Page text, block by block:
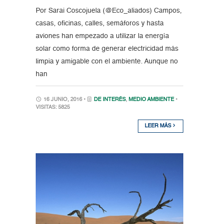
Por Sarai Coscojuela (@Eco_aliados) Campos,
casas, oficinas, calles, semáforos y hasta
aviones han empezado a utilizar la energía
solar como forma de generar electricidad más
limpia y amigable con el ambiente. Aunque no
han
16 JUNIO, 2016 • DE INTERÉS, MEDIO AMBIENTE •
VISITAS: 5825
LEER MÁS